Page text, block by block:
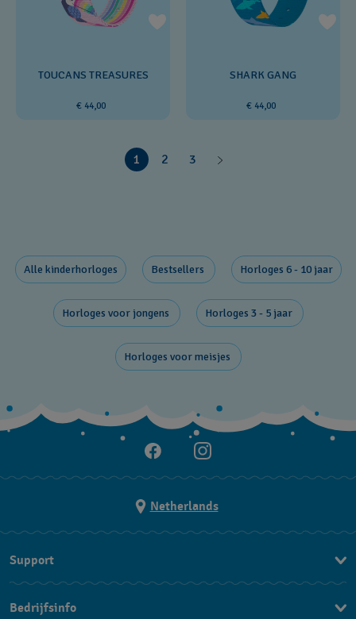
TOUCANS TREASURES
€ 44,00
SHARK GANG
€ 44,00
1 2 3
Alle kinderhorloges Bestsellers ​ Horloges 6 - 10 jaar
Horloges voor jongens Horloges 3 - 5 jaar
Horloges voor meisjes
Netherlands
Support
Contacteer Ons
Bedrijfsinfo